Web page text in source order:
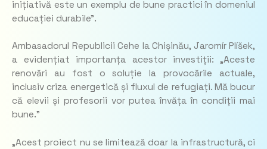
inițiativă este un exemplu de bune practici în domeniul
educației durabile”.
Ambasadorul Republicii Cehe la Chișinău, Jaromír Plíšek,
a evidențiat importanța acestor investiții: „Aceste
renovări au fost o soluție la provocările actuale,
inclusiv criza energetică și fluxul de refugiați. Mă bucur
că elevii și profesorii vor putea învăța în condiții mai
bune.”
„Acest proiect nu se limitează doar la infrastructură, ci